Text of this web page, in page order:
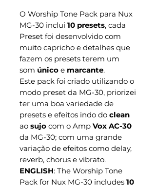
O Worship Tone Pack para Nux
MG-30 inclui 10 presets, cada
Preset foi desenvolvido com
muito capricho e detalhes que
fazem os presets terem um
som único e marcante.
Este pack foi criado utilizando o
modo preset da MG-30, priorizei
ter uma boa variedade de
presets e efeitos indo do clean
ao sujo com o Amp Vox AC-30
da MG-30; com uma grande
variação de efeitos como delay,
reverb, chorus e vibrato.
ENGLISH: The Worship Tone
Pack for Nux MG-30 includes 10